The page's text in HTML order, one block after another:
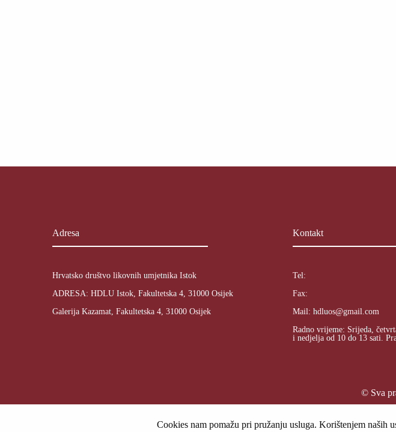
Adresa
Hrvatsko društvo likovnih umjetnika Istok
ADRESA: HDLU Istok, Fakultetska 4, 31000 Osijek
Galerija Kazamat, Fakultetska 4, 31000 Osijek
Kontakt
Tel:
Fax:
Mail: hdluos@gmail.com
Radno vrijeme: Srijeda,
i nedjelja od 10 do 13 sati.
© Sva
Cookies nam pomažu pri pružanju usluga. Korištenjem naših